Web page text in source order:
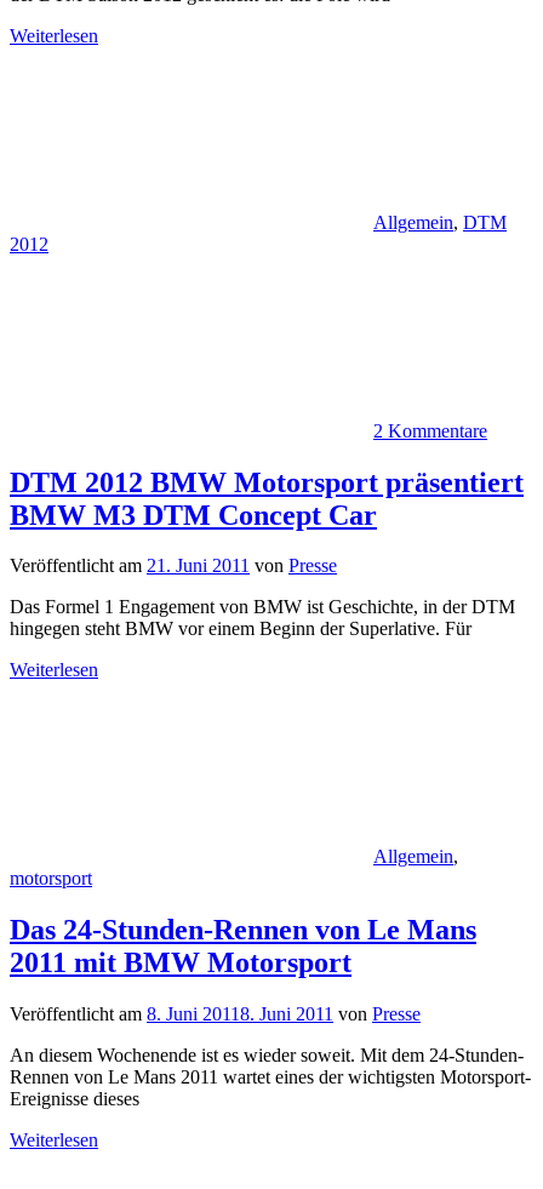
Weiterlesen
Allgemein, DTM
2012
2 Kommentare
DTM 2012 BMW Motorsport präsentiert
BMW M3 DTM Concept Car
Veröffentlicht am 21. Juni 2011 von Presse
Das Formel 1 Engagement von BMW ist Geschichte, in der DTM
hingegen steht BMW vor einem Beginn der Superlative. Für
Weiterlesen
Allgemein,
motorsport
Das 24-Stunden-Rennen von Le Mans
2011 mit BMW Motorsport
Veröffentlicht am 8. Juni 20118. Juni 2011 von Presse
An diesem Wochenende ist es wieder soweit. Mit dem 24-Stunden-
Rennen von Le Mans 2011 wartet eines der wichtigsten Motorsport-
Ereignisse dieses
Weiterlesen